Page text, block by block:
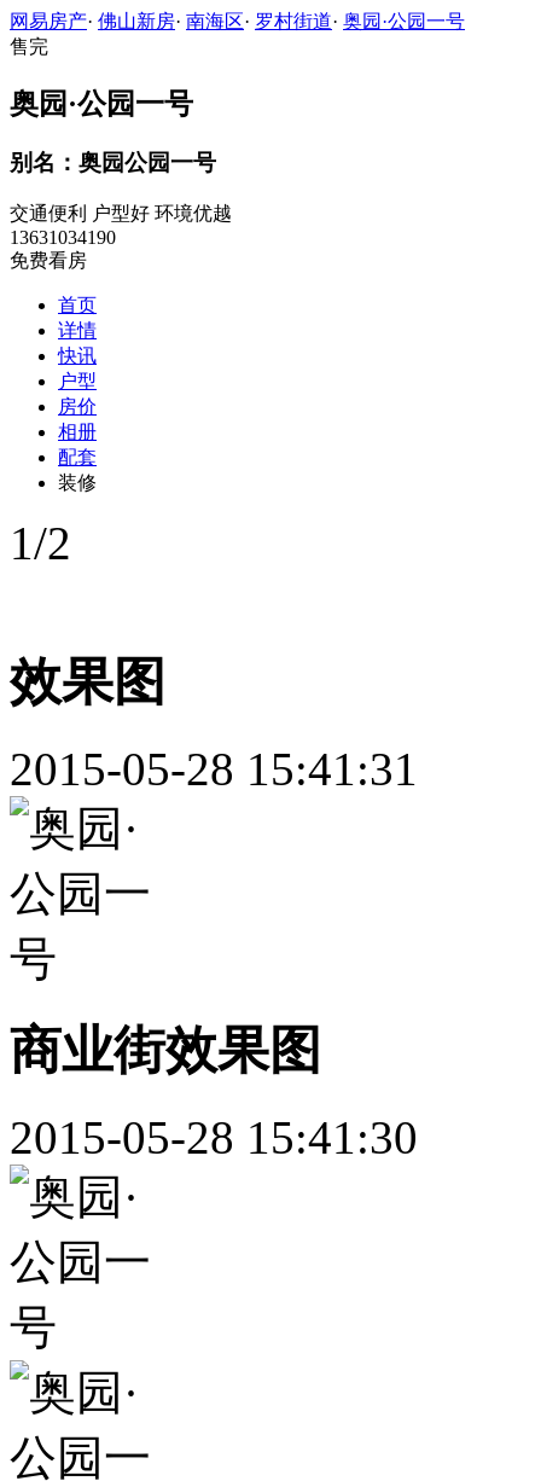
网易房产· 佛山新房· 南海区· 罗村街道· 奥园·公园一号
售完
奥园·公园一号
别名：奥园公园一号
交通便利 户型好 环境优越
13631034190
免费看房
首页
详情
快讯
户型
房价
相册
配套
装修
1/2
效果图
2015-05-28 15:41:31
商业街效果图
2015-05-28 15:41:30